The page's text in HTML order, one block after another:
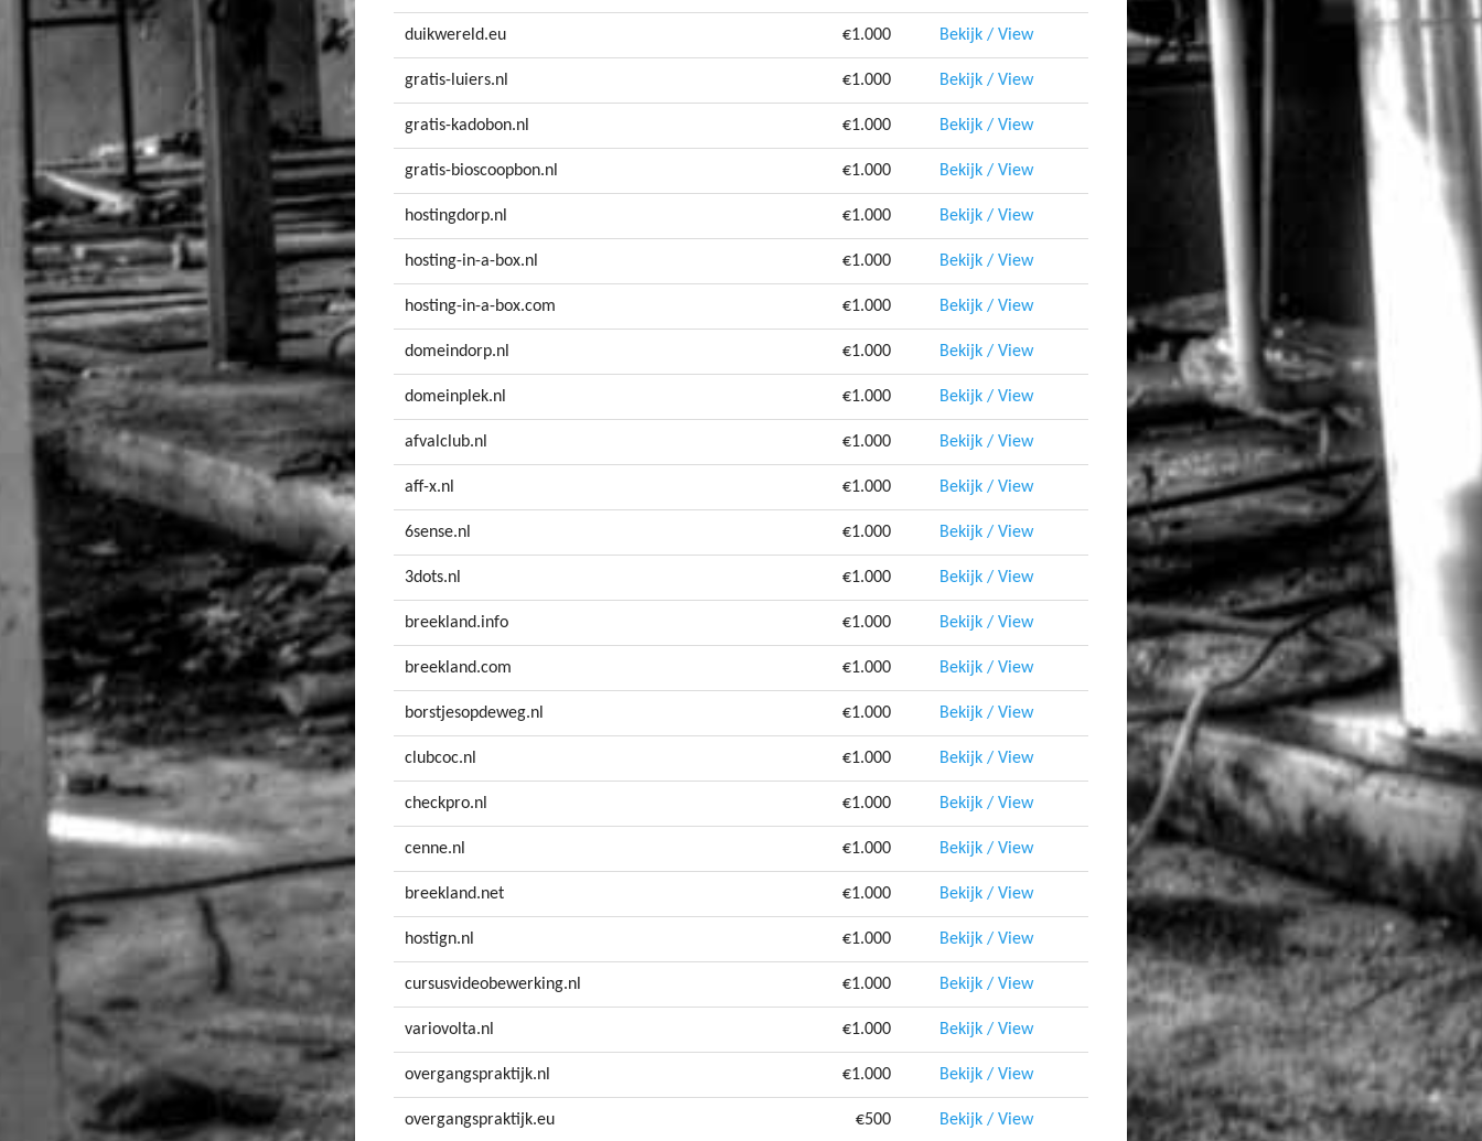
duikwereld.eu €1.000 Bekijk / View
gratis-luiers.nl €1.000 Bekijk / View
gratis-kadobon.nl €1.000 Bekijk / View
gratis-bioscoopbon.nl €1.000 Bekijk / View
hostingdorp.nl €1.000 Bekijk / View
hosting-in-a-box.nl €1.000 Bekijk / View
hosting-in-a-box.com €1.000 Bekijk / View
domeindorp.nl €1.000 Bekijk / View
domeinplek.nl €1.000 Bekijk / View
afvalclub.nl €1.000 Bekijk / View
aff-x.nl €1.000 Bekijk / View
6sense.nl €1.000 Bekijk / View
3dots.nl €1.000 Bekijk / View
breekland.info €1.000 Bekijk / View
breekland.com €1.000 Bekijk / View
borstjesopdeweg.nl €1.000 Bekijk / View
clubcoc.nl €1.000 Bekijk / View
checkpro.nl €1.000 Bekijk / View
cenne.nl €1.000 Bekijk / View
breekland.net €1.000 Bekijk / View
hostign.nl €1.000 Bekijk / View
cursusvideobewerking.nl €1.000 Bekijk / View
variovolta.nl €1.000 Bekijk / View
overgangspraktijk.nl €1.000 Bekijk / View
overgangspraktijk.eu €500 Bekijk / View